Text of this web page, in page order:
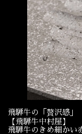
飛騨牛の「贅沢感」
【飛騨牛中村屋】
飛騨牛のきめ細かい